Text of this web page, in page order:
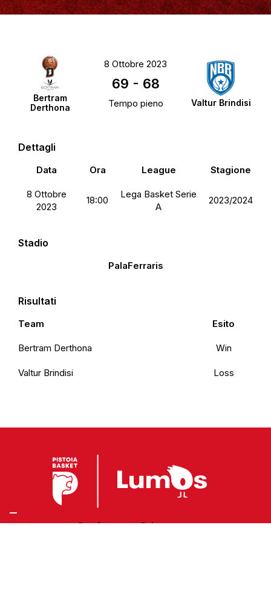
Bertram
Derthona
Valtur Brindisi
8 Ottobre 2023
69 - 68
Tempo pieno
Dettagli
Data Ora League Stagione
8 Ottobre
2023
18:00
Lega Basket Serie
A
2023/2024
Stadio
PalaFerraris
Risultati
Team Esito
Bertram Derthona Win
Valtur Brindisi Loss
Preferenze Privacy